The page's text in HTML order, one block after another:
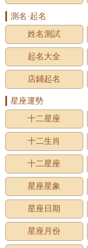
測名·起名
姓名測試
起名大全
店鋪起名
星座運勢
十二星座
十二生肖
十二星座
星座星象
星座日期
星座月份